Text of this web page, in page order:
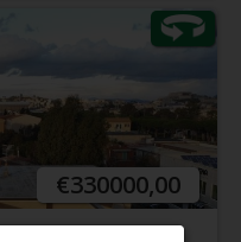
€330000,00
prima periferia e
attico, libero su 4
complesso
terrazza privata ed
ottima esposizione